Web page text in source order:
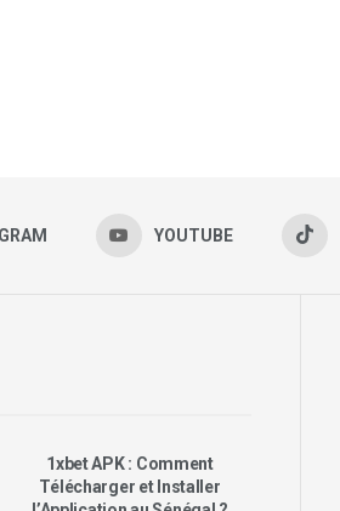
YOUTUBE
1xbet APK : Comment
Télécharger et Installer